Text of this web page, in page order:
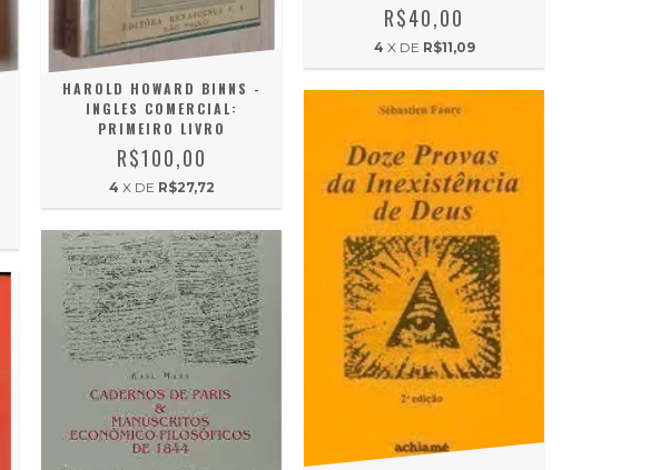
HAROLD HOWARD BINNS -
INGLES COMERCIAL:
PRIMEIRO LIVRO
R$100,00
4 X DE R$27,72
R$40,00
4 X DE R$11,09